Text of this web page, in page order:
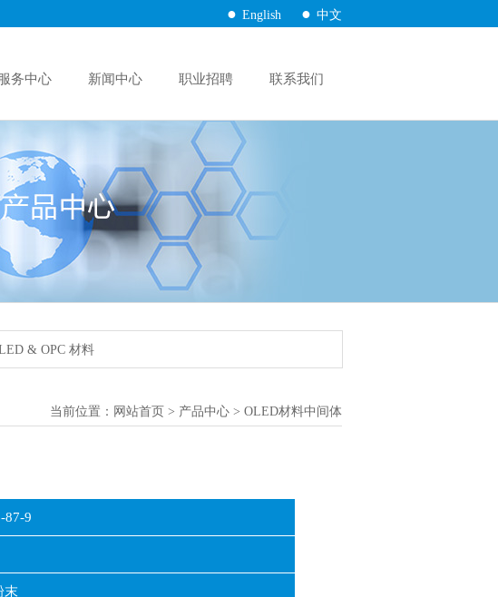
● English ● 中文
服务中心 新闻中心 职业招聘 联系我们
& OPC 材料
当前位置： 网站首页 > 产品中心 > OLED材料中间体
87-9
末